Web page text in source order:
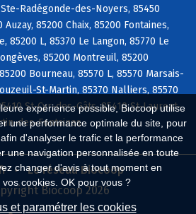
expérience possible, Biocoop utilise
une performance optimale du site, pour
d'analyser le trafic et la performance
une navigation personnalisée en toute
changer d'avis à tout moment en
cookies. OK pour vous ?
et paramétrer les cookies
Radégonde-des-Noyers, 85450
85200 Chaix, 85200 Fontaines,
85200 L, 85370 Le Langon, 85770 Le
85200 Montreuil, 85200
Bourneau, 85570 L, 85570 Marsais-
St-Martin, 85370 Nalliers, 85570
St-Cyr-des-Gâts, 85410 St-Laurent-
des-Fontaines
Le réseau Biocoop
Biocoop 2026